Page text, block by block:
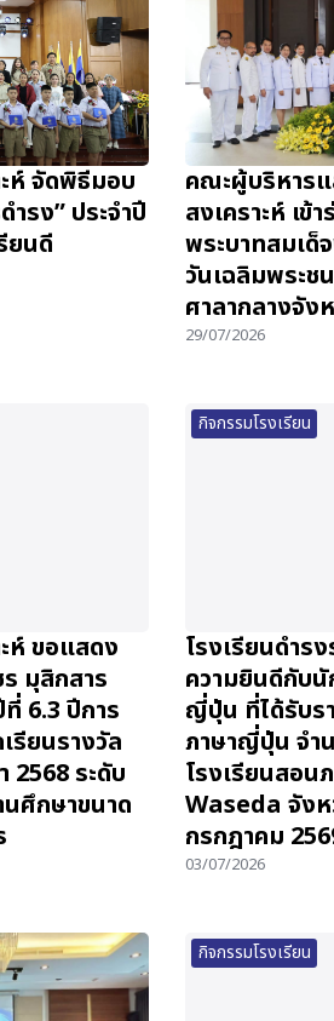
ห์ จัดพิธีมอบ
รง” ประจำปี
ยนดี
คณะผู้บริหารแ
สงเคราะห์ เข้
พระบาทสมเด็
วันเฉลิมพระช
ศาลากลางจัง
29/07/2026
ห์ ขอแสดง
มุสิกสาร
6.3 ปีการ
รียนรางวัล
2568 ระดับ
ศึกษาขนาด
กิจกรรมโรงเรียน
โรงเรียนดำร
ความยินดีกับนั
ญี่ปุ่น ที่ได้รับร
ภาษาญี่ปุ่น จำ
โรงเรียนสอ
Waseda จังห
กรกฎาคม
03/07/2026
กิจกรรมโรงเรียน